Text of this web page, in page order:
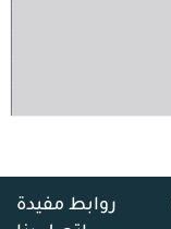
روابط مفيدة